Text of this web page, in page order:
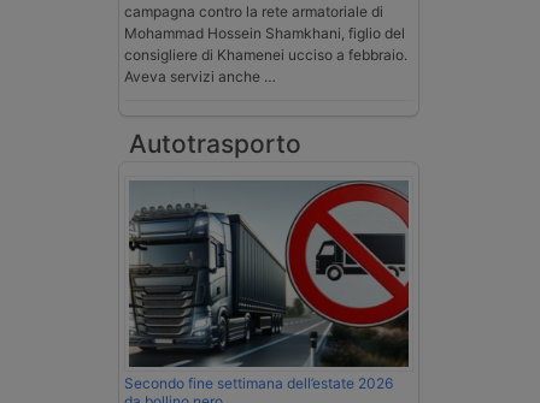
campagna contro la rete armatoriale di
Mohammad Hossein Shamkhani, figlio del
consigliere di Khamenei ucciso a febbraio.
Aveva servizi anche …
Autotrasporto
Secondo fine settimana dell’estate 2026